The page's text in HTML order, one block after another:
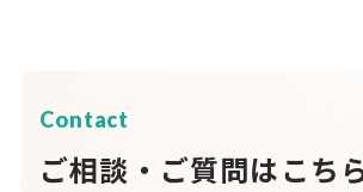
Contact
ご相談・ご質問はこち